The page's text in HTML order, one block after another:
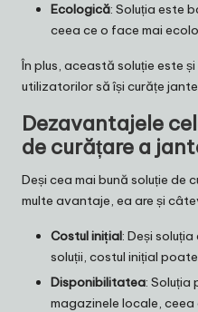
Ecologică: Soluția este
ceea ce o face mai
În plus, această soluție este
utilizatorilor să își curățe
Dezavantajele
de curățare a
Deși cea mai bună soluție de
multe avantaje, ea are și
Costul inițial: Deși
soluții, costul inițial
Disponibilitatea: Soluția
magazinele locale,